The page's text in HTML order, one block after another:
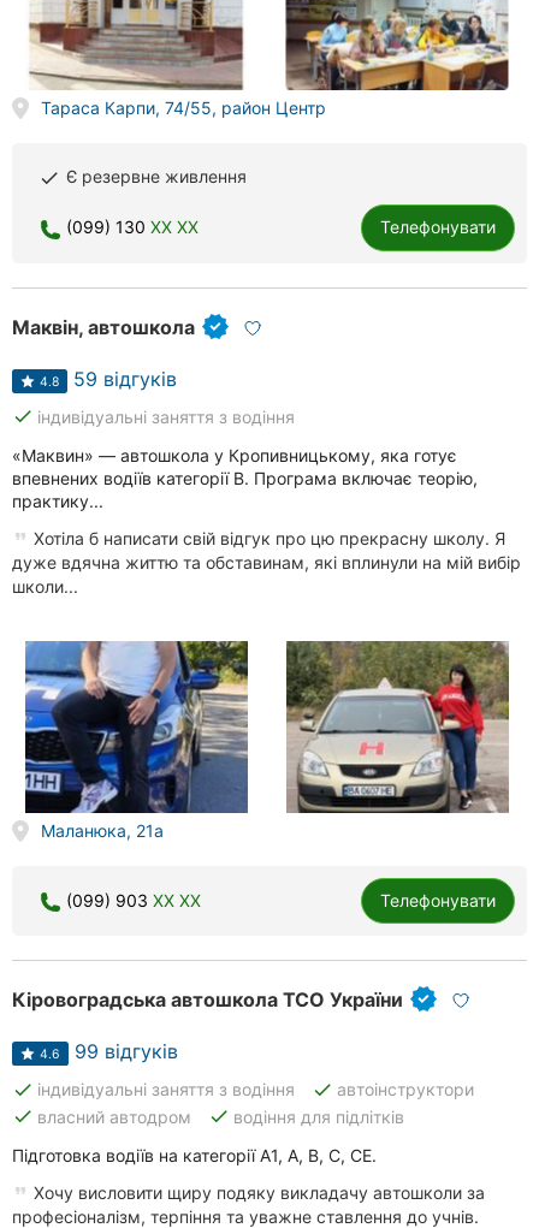
Тараса Карпи, 74/55, район Центр
done Є резервне живлення
(099) 130 XX XX Телефонувати
Маквін, автошкола
4.8 59 відгуків
done індивідуальні заняття з водіння
«Маквин» — автошкола у Кропивницькому, яка готує
впевнених водіїв категорії В. Програма включає теорію,
практику...
Хотіла б написати свій відгук про цю прекрасну школу. Я
дуже вдячна життю та обставинам, які вплинули на мій вибір
школи...
Маланюка, 21а
(099) 903 XX XX Телефонувати
Кіровоградська автошкола ТСО України
4.6 99 відгуків
done індивідуальні заняття з водіння done автоінструктори
done власний автодром done водіння для підлітків
Підготовка водіїв на категорії А1, А, В, С, СЕ.
Хочу висловити щиру подяку викладачу автошколи за
професіоналізм, терпіння та уважне ставлення до учнів.